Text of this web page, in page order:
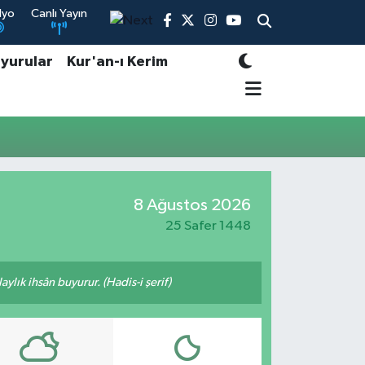
Canlı Yayın
Kur'an-ı Kerim
8 Ağustos 2026
25 Safer 1448
ihsân buyurur. (Hadis-i şerif)